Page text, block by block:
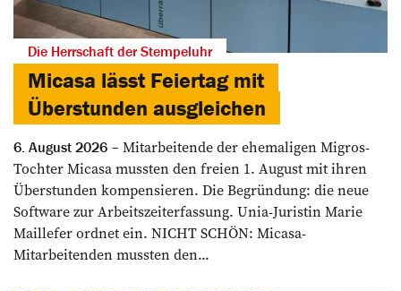
Die Herrschaft der Stempeluhr
Micasa lässt Feiertag mit
Überstunden ausgleichen
6. August 2026
Mitarbeitende der ehemaligen Migros-
Tochter Micasa mussten den freien 1. August mit ihren
Überstunden kompensieren. Die Begründung: die neue
Software zur Arbeitszeiterfassung. Unia-Juristin Marie
Maillefer ordnet ein. NICHT SCHÖN: Micasa-
Mitarbeitenden mussten den...